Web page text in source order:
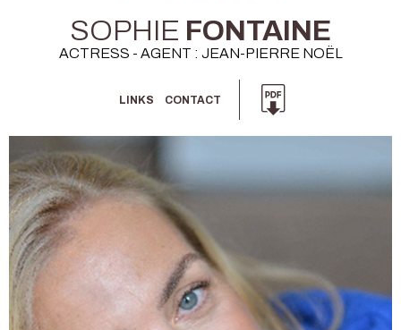
SOPHIE FONTAINE
ACTRESS - AGENT : JEAN-PIERRE NOËL
LINKS CONTACT